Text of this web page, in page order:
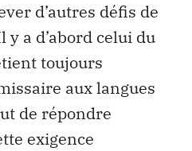
d’autres défis de
a d’abord celui du
toujours
aux langues
de répondre
exigence